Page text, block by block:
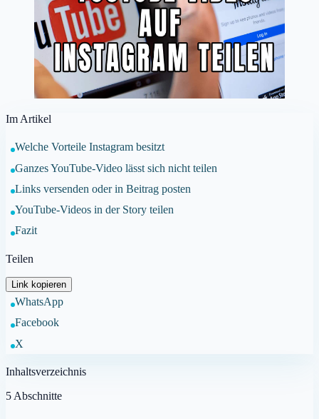
Im Artikel
Welche Vorteile Instagram besitzt
Ganzes YouTube-Video lässt sich nicht teilen
Links versenden oder in Beitrag posten
YouTube-Videos in der Story teilen
Fazit
Teilen
Link kopieren
WhatsApp
Facebook
X
Inhaltsverzeichnis
5 Abschnitte